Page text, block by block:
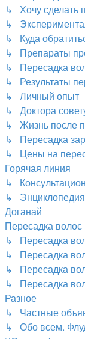
↳ Хочу сделать
↳
↳ Куда
↳ Препараты
↳ Пересадка
↳ Результаты
↳ Личный опыт
↳ Доктора
↳ Жизнь после
↳ Пересадка
↳ Цены на
Горячая линия
↳
↳ Энциклопедия
Доганай
Пересадка волос
↳ Пересадка
↳ Пересадка
↳ Пересадка
↳ Пересадка
Разное
↳ Частные
↳ Обо всем.